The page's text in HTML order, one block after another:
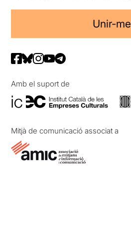
Unir-me
Amb el suport de
Mitjà de comunicació associat a